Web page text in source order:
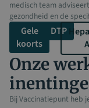
medisch team
gezondheid en de
Gele
koorts
DTP
A
Onze
Bij Vaccinatiepunt heb